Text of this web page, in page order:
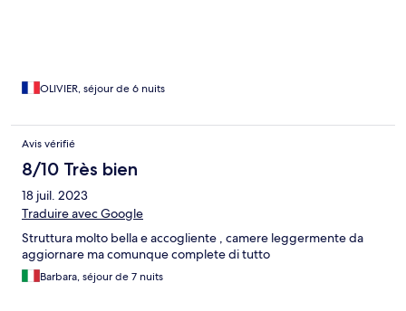
OLIVIER, séjour de 6 nuits
Avis vérifié
8/10 Très bien
18 juil. 2023
Traduire avec Google
Struttura molto bella e accogliente , camere leggermente da
aggiornare ma comunque complete di tutto
Barbara, séjour de 7 nuits